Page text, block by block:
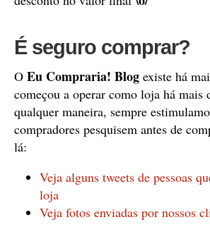
É seguro comprar?
O Eu Compraria! Blog existe há
começou a operar como loja há mais
qualquer maneira, sempre
compradores pesquisem antes de
lá:
Veja alguns tweets de pessoas
loja
Veja fotos enviadas por nossos